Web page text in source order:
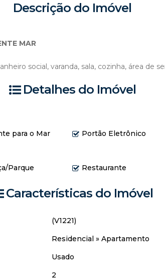
Descrição do Imóvel
MAR
social, varanda, sala, cozinha, área de
Detalhes do Imóvel
para o Mar Portão Eletrônico
Parque Restaurante
Características do Imóvel
(V1221)
Residencial » Apartamento
Usado
2